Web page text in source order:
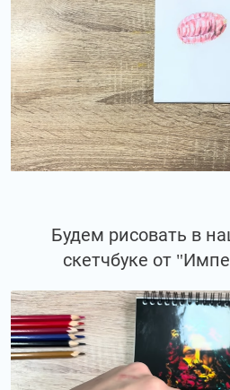
Будем рисовать в
скетчбуке от